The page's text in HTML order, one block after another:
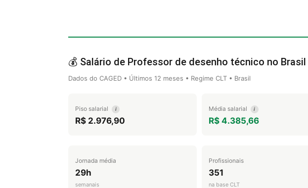
💰 Salário de Professor de desenho técnico no Brasil
Dados do CAGED • Últimos 12 meses • Regime CLT • Brasil
Piso salarial i
R$ 2.976,90
Média salarial i
R$ 4.385,66
Jornada média
29h
semanais
Profissionais
351
na base CLT